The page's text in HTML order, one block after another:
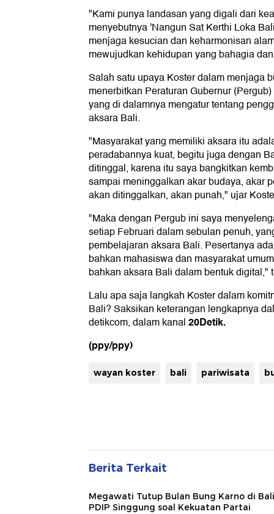
"Kami punya landasan yang digali dari
menyebutnya 'Nangun Sat Kerthi Loka
menjaga kesucian dan keharmonisan
mewujudkan kehidupan yang bahagia
Salah satu upaya Koster dalam menjaga
menerbitkan Peraturan Gubernur
yang di dalamnya mengatur tentang
aksara Bali.
"Masyarakat yang memiliki aksara itu
peradabannya kuat, begitu juga dengan
ditinggal, karena itu saya bangkitkan
sampai meninggalkan akar budaya, akar
akan ditinggalkan, akan punah," ujar
"Maka dengan Pergub ini saya
setiap Februari dalam sebulan penuh,
pembelajaran aksara Bali. Pesertanya
bahkan mahasiswa dan masyarakat
bahkan aksara Bali dalam bentuk digital,"
Lalu apa saja langkah Koster dalam
Bali? Saksikan keterangan lengkapnya
detikcom, dalam kanal20Detik.
(ppy/ppy)
wayan koster bali pariwisata
Berita Terkait
Megawati Tutup Bulan Bung Karno di
PDIP Singgung soal Kekuatan Partai